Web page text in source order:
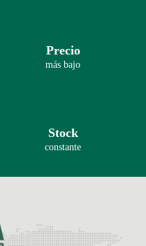
Precio
más bajo
Stock
constante